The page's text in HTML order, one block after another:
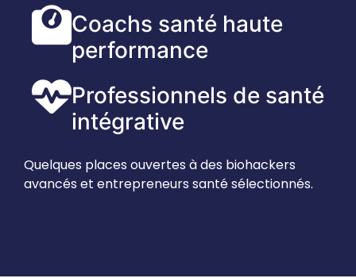
Coachs santé haute
performance
Professionnels de santé
intégrative
Quelques places ouvertes à des biohackers
avancés et entrepreneurs santé sélectionnés.